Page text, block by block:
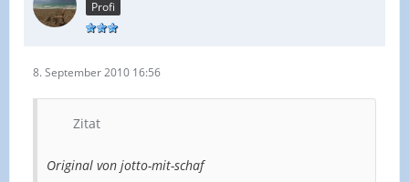
Profi
8. September 2010 16:56
Zitat
Original von jotto-mit-schaf